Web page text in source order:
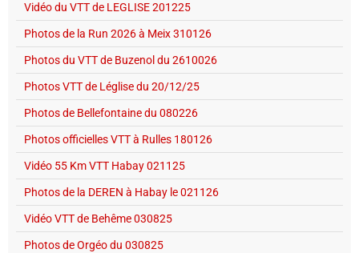
Vidéo du VTT de LEGLISE 201225
Photos de la Run 2026 à Meix 310126
Photos du VTT de Buzenol du 2610026
Photos VTT de Léglise du 20/12/25
Photos de Bellefontaine du 080226
Photos officielles VTT à Rulles 180126
Vidéo 55 Km VTT Habay 021125
Photos de la DEREN à Habay le 021126
Vidéo VTT de Behême 030825
Photos de Orgéo du 030825